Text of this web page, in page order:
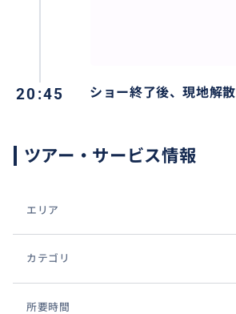
20:45 ショー終了後、現地解散
ツアー・サービス情報
エリア
カテゴリ
所要時間